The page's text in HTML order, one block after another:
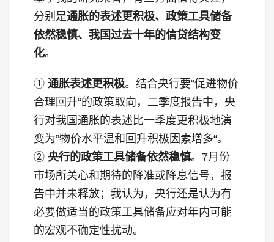
分别是通胀的表述更积极、政策工具储备
依然稳慎、我国过去十年的信贷结构变
化。
① 通胀表述更积极。结合央行要“促进物价
合理回升“的政策取向，二季度报告中，央
行对我国通胀的表述比一季度更积极地演
变为”物价水平温和回升积极因素增多“。
② 央行的政策工具储备依然稳慎。7月份
市场所关心和期待的降准或降息信号，报
告中并未释放；我认为，央行还是认为有
必要做适当的政策工具储备应对年内可能
的宏观不确定性扰动。